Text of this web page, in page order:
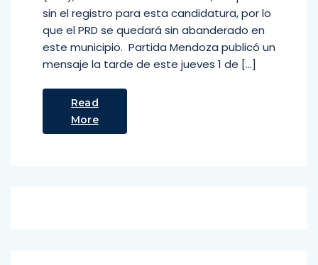
sin el registro para esta candidatura, por lo
que el PRD se quedará sin abanderado en
este municipio. Partida Mendoza publicó un
mensaje la tarde de este jueves 1 de […]
Read
More